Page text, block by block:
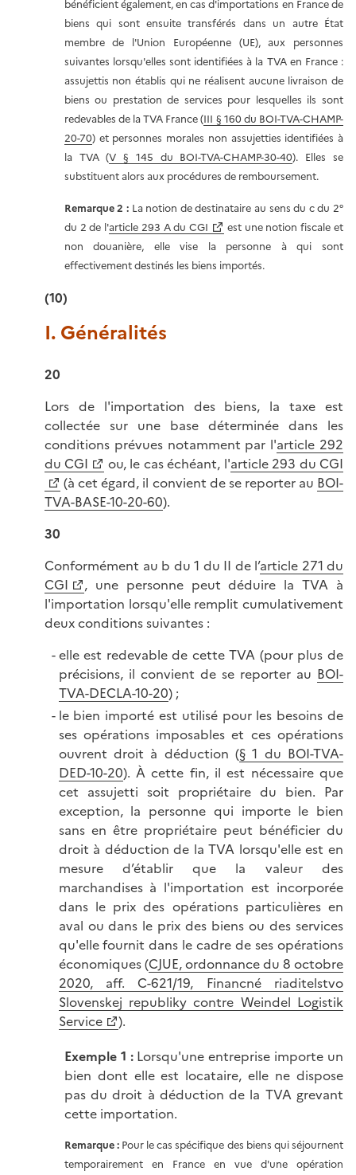
bénéficient également, en cas d'importations en France de
biens qui sont ensuite transférés dans un autre État
membre de l'Union Européenne (UE), aux personnes
suivantes lorsqu'elles sont identifiées à la TVA en France :
assujettis non établis qui ne réalisent aucune livraison de
biens ou prestation de services pour lesquelles ils sont
redevables de la TVA France (III § 160 du BOI-TVA-CHAMP-
20-70) et personnes morales non assujetties identifiées à
la TVA (V § 145 du BOI-TVA-CHAMP-30-40). Elles se
substituent alors aux procédures de remboursement.
Remarque 2 : La notion de destinataire au sens du c du 2°
du 2 de l'article 293 A du CGI
est une notion fiscale et
non douanière, elle vise la personne à qui sont
effectivement destinés les biens importés.
(10)
I. Généralités
20
Lors de l'importation des biens, la taxe est
collectée sur une base déterminée dans les
conditions prévues notamment par l'article 292
du CGI
ou, le cas échéant, l'article 293 du CGI
(à cet égard, il convient de se reporter au BOI-
TVA-BASE-10-20-60).
30
Conformément au b du 1 du II de l’article 271 du
CGI
, une personne peut déduire la TVA à
l'importation lorsqu'elle remplit cumulativement
deux conditions suivantes :
elle est redevable de cette TVA (pour plus de
précisions, il convient de se reporter au BOI-
TVA-DECLA-10-20) ;
le bien importé est utilisé pour les besoins de
ses opérations imposables et ces opérations
ouvrent droit à déduction (§ 1 du BOI-TVA-
DED-10-20). À cette fin, il est nécessaire que
cet assujetti soit propriétaire du bien. Par
exception, la personne qui importe le bien
sans en être propriétaire peut bénéficier du
droit à déduction de la TVA lorsqu'elle est en
mesure d’établir que la valeur des
marchandises à l'importation est incorporée
dans le prix des opérations particulières en
aval ou dans le prix des biens ou des services
qu'elle fournit dans le cadre de ses opérations
économiques (CJUE, ordonnance du 8 octobre
2020, aff. C-621/19, Financné riaditelstvo
Slovenskej republiky contre Weindel Logistik
Service
).
Exemple 1 :Lorsqu'une entreprise importe un
bien dont elle est locataire, elle ne dispose
pas du droit à déduction de la TVA grevant
cette importation.
Remarque :Pour le cas spécifique des biens qui séjournent
temporairement en France en vue d'une opération